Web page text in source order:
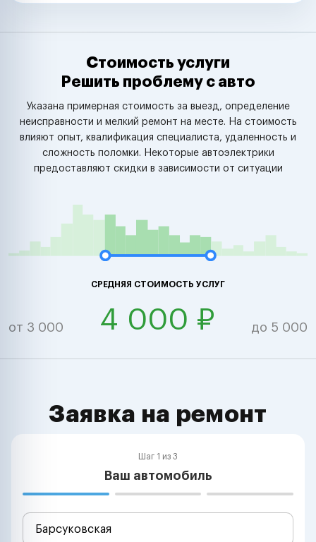
Стоимость услуги
Решить проблему с авто
Указана примерная стоимость за выезд, определение
неисправности и мелкий ремонт на месте. На стоимость
влияют опыт, квалификация специалиста, удаленность и
сложность поломки. Некоторые автоэлектрики
предоставляют скидки в зависимости от ситуации
СРЕДНЯЯ СТОИМОСТЬ УСЛУГ
от 3 000 4 000 ₽ до 5 000
Заявка на ремонт
Шаг 1 из 3
Ваш автомобиль